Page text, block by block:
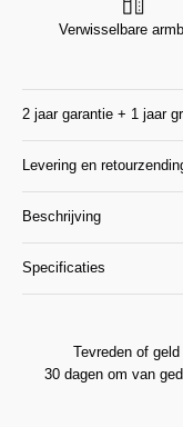
Verwisselbare
2 jaar garantie + 1 jaar
Levering en
Beschrijving
Specificaties
Tevreden of
30 dagen om van